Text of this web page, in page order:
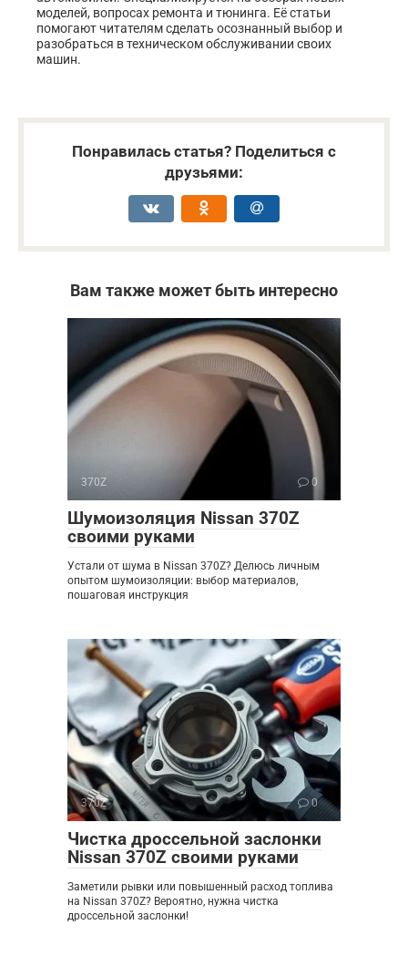
моделей, вопросах ремонта и тюнинга. Её статьи
помогают читателям сделать осознанный выбор и
разобраться в техническом обслуживании своих
машин.
Понравилась статья? Поделиться с
друзьями:
Вам также может быть интересно
370Z 0
Шумоизоляция Nissan 370Z
своими руками
Устали от шума в Nissan 370Z? Делюсь личным
опытом шумоизоляции: выбор материалов,
пошаговая инструкция
370Z 0
Чистка дроссельной заслонки
Nissan 370Z своими руками
Заметили рывки или повышенный расход топлива
на Nissan 370Z? Вероятно, нужна чистка
дроссельной заслонки!